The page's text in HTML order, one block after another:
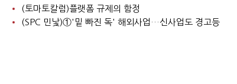
(토마토칼럼)플랫폼 규제의 함정
(SPC 민낯)①'밑 빠진 독' 해외사업…신사업도 경고등